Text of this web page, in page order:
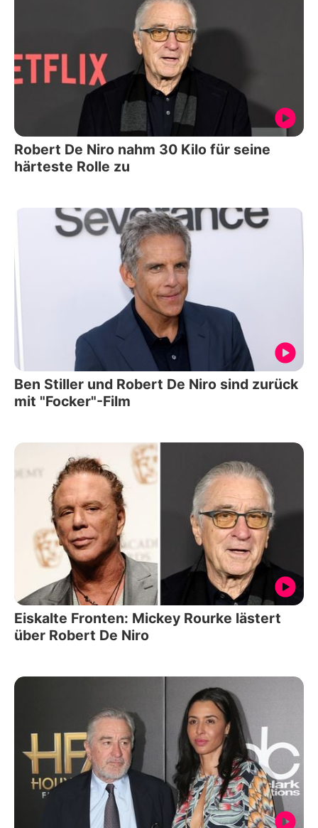
Robert De Niro nahm 30 Kilo für seine
härteste Rolle zu
Ben Stiller und Robert De Niro sind zurück
mit "Focker"-Film
Eiskalte Fronten: Mickey Rourke lästert
über Robert De Niro